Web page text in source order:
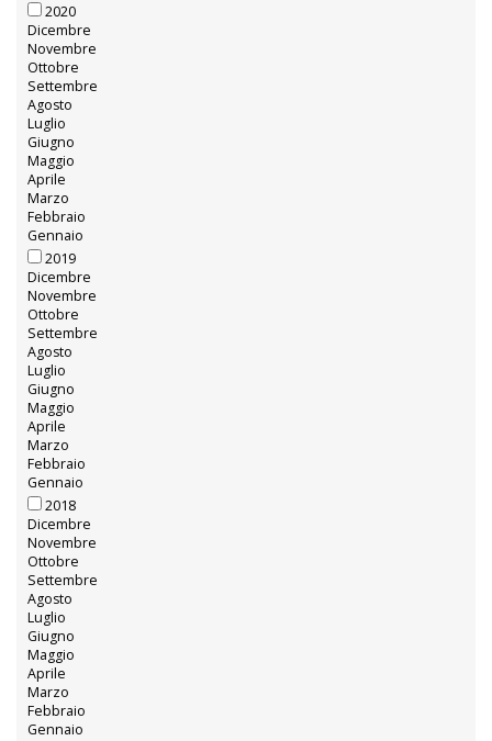
2020
Dicembre
Novembre
Ottobre
Settembre
Agosto
Luglio
Giugno
Maggio
Aprile
Marzo
Febbraio
Gennaio
2019
Dicembre
Novembre
Ottobre
Settembre
Agosto
Luglio
Giugno
Maggio
Aprile
Marzo
Febbraio
Gennaio
2018
Dicembre
Novembre
Ottobre
Settembre
Agosto
Luglio
Giugno
Maggio
Aprile
Marzo
Febbraio
Gennaio